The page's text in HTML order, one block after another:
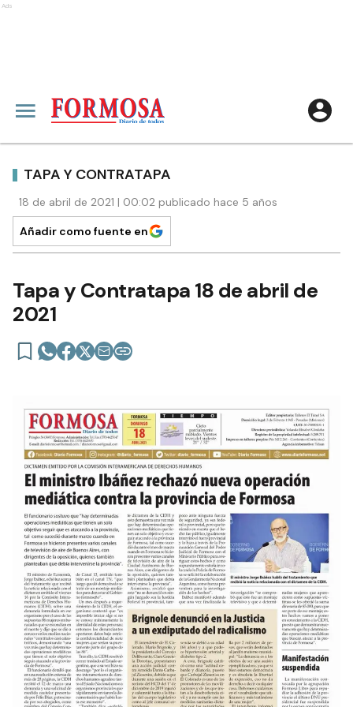
Ads
TAPA Y CONTRATAPA
18 de abril de 2021 | 00:02 publicado hace 5 años
Añadir como fuente en
Tapa y Contratapa 18 de abril de
2021